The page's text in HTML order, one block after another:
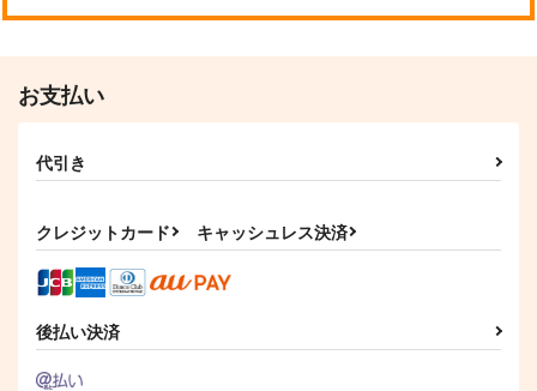
東方ハイスピード8
1,650円（税込）
サンプル
作品詳細
ク・エロティック
あやぽんふぁくとり
ー
お支払い
代引き
クレジットカード キャッシュレス決済
後払い決済